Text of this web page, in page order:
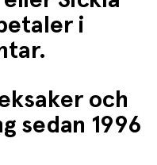
i
och
sedan 1996